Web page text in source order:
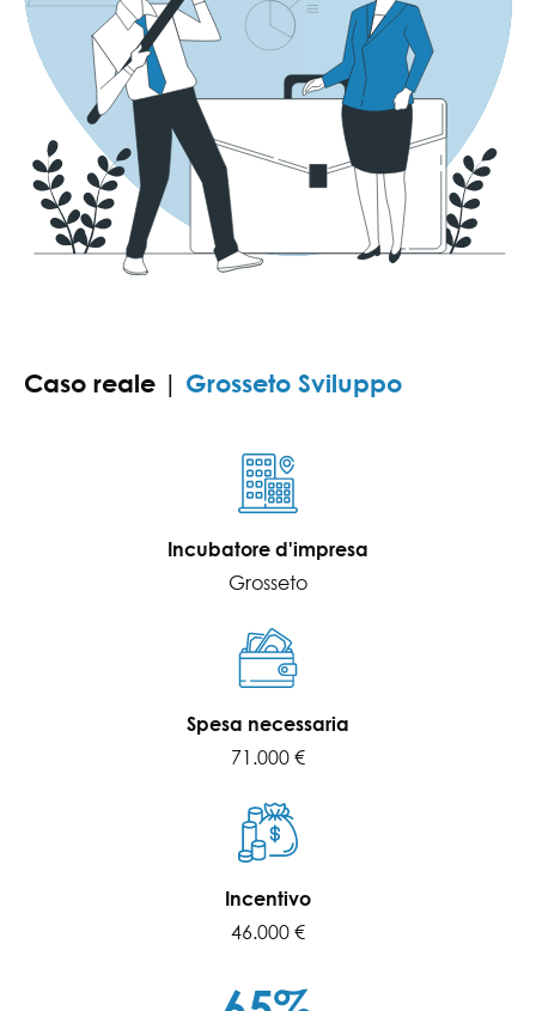
Caso reale | Grosseto Sviluppo
Incubatore d'impresa
Grosseto
Spesa necessaria
71.000 €
Incentivo
46.000 €